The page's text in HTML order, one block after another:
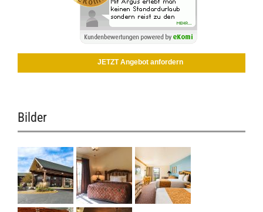
JETZT Angebot anfordern
Bilder